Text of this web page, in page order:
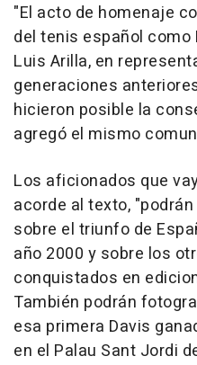
"El acto de homenaje
del tenis español
Luis Arilla, en
generaciones
hicieron posible la
agregó el mismo
Los aficionados que
acorde al texto,
sobre el triunfo de
año 2000 y sobre los
conquistados en
También podrán
esa primera Davis
en el Palau Sant Jordi